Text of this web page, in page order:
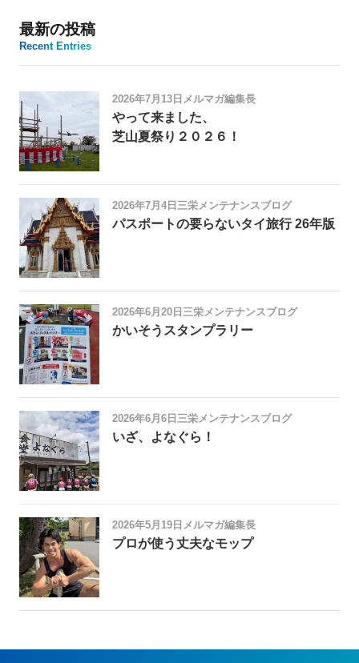
最新の投稿
Recent Entries
2026年7月13日 メルマガ編集長
やって来ました、
芝山夏祭り２０２６！
2026年7月4日 三栄メンテナンスブログ
パスポートの要らないタイ旅行 26年版
2026年6月20日 三栄メンテナンスブログ
かいそうスタンプラリー
2026年6月6日 三栄メンテナンスブログ
いざ、よなぐら！
2026年5月19日 メルマガ編集長
プロが使う丈夫なモップ